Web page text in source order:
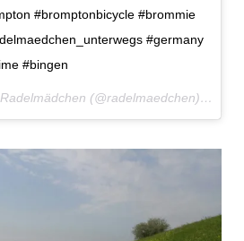
#bromptonbicycle #brommie
#germany
#bingen
Ein Beitrag geteilt von Radelmädchen (@radelmaedchen) am